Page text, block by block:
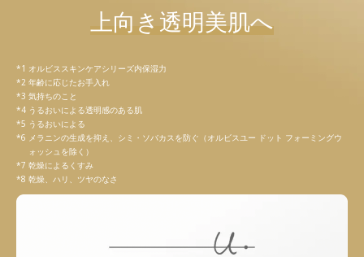
上向き透明美肌へ
オルビススキンケアシリーズ内保湿力
年齢に応じたお手入れ
気持ちのこと
うるおいによる透明感のある肌
うるおいによる
メラニンの生成を抑え、シミ・ソバカスを防ぐ（オルビスユー ドット フォーミングウ
ォッシュを除く）
乾燥によるくすみ
乾燥、ハリ、ツヤのなさ